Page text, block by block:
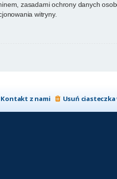
zasadami ochrony danych
witryny.
Usuń
Kontakt z nami